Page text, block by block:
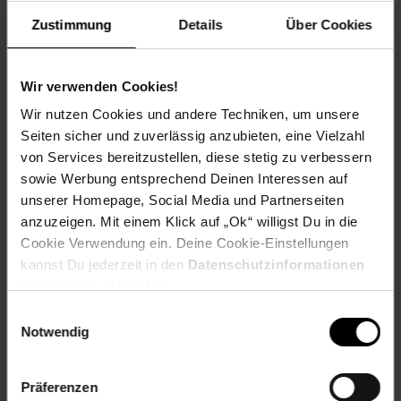
Zustimmung Details Über Cookies
Wir verwenden Cookies!
Wir nutzen Cookies und andere Techniken, um unsere
Seiten sicher und zuverlässig anzubieten, eine Vielzahl
von Services bereitzustellen, diese stetig zu verbessern
sowie Werbung entsprechend Deinen Interessen auf
unserer Homepage, Social Media und Partnerseiten
anzuzeigen. Mit einem Klick auf „Ok“ willigst Du in die
Cookie Verwendung ein. Deine Cookie-Einstellungen
kannst Du jederzeit in den Datenschutzinformationen
Notwendig
Präferenzen
Versandinformationen
Herstellerinformationen
Netto Reisen Weinwelt